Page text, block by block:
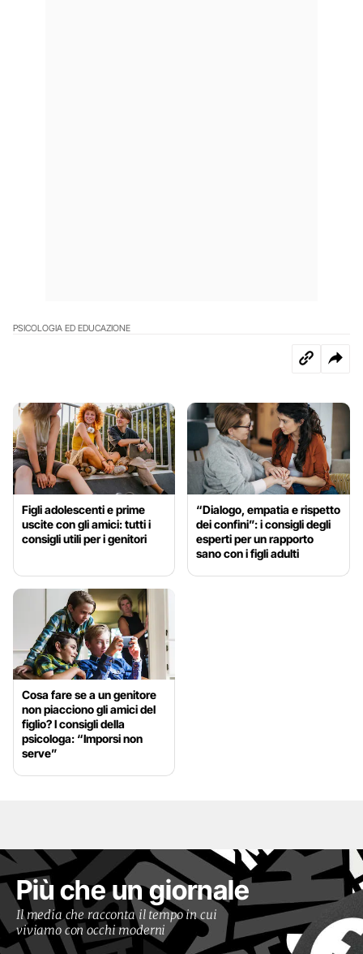
PSICOLOGIA ED EDUCAZIONE
Figli adolescenti e prime
uscite con gli amici: tutti i
consigli utili per i genitori
“Dialogo, empatia e rispetto
dei confini”: i consigli degli
esperti per un rapporto
sano con i figli adulti
Cosa fare se a un genitore
non piacciono gli amici del
figlio? I consigli della
psicologa: “Imporsi non
serve”
Più che un giornale
Il media che racconta il tempo in cui
viviamo con occhi moderni